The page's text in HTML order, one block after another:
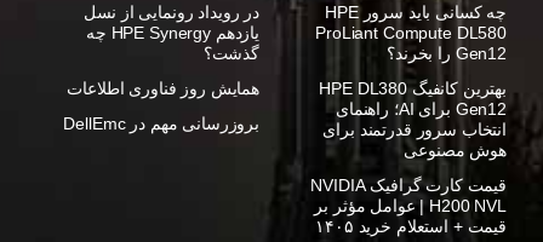
چه کسانی باید سرور HPE
ProLiant Compute DL580
Gen12 را بخرند؟
بهترین کانفیگ HPE DL380
Gen12 برای AI؛ راهنمای
انتخاب سرور قدرتمند برای
هوش مصنوعی
قیمت کارت گرافیک NVIDIA
H200 NVL | عوامل مؤثر بر
قیمت + استعلام خرید ۱۴۰۵
در رویداد رونمایی از نسل
یازدهم HPE Synergy چه
گذشت؟
همایش روز فناوری اطلاعات
بروزرسانی مهم در DellEmc